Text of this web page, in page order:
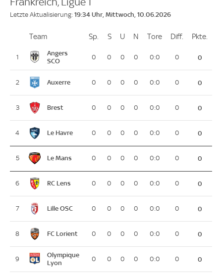
Letzte Aktualisierung: 19:34 Uhr, Mittwoch, 10.06.2026
PlatzTeam Sp. Spiele
SSiege
U Unentschieden
N Niederlagen
Tore ToreDiff. Differenz
Pkte.
1
Angers
SCO
0 0 0 0 0:0 0 0
2 Auxerre 0 0 0 0 0:0 0 0
3 Brest 0 0 0 0 0:0 0 0
4 Le Havre 0 0 0 0 0:0 0 0
5 Le Mans 0 0 0 0 0:0 0 0
6 RC Lens 0 0 0 0 0:0 0 0
7 Lille OSC 0 0 0 0 0:0 0 0
8 FC Lorient 0 0 0 0 0:0 0 0
9
Olympique
Lyon
0 0 0 0 0:0 0 0